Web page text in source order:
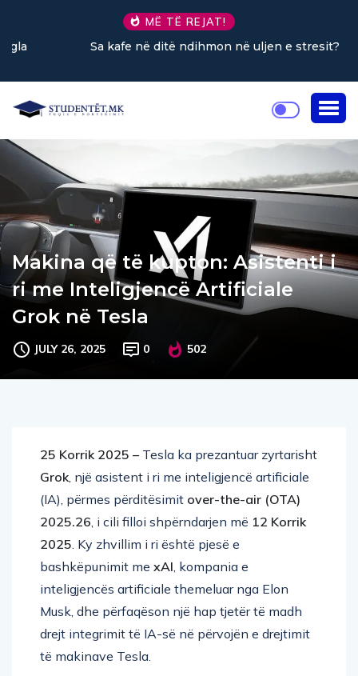
MË TË REJAT!
Sa kafe në ditë ndihmon në uljen e stresit?
Makina që të kupton: Asistenti i
ri me Inteligjencë Artificiale
Grok në Tesla
Grok, një asistent i ri me inteligjencë artificiale
(IA), përmes përditësimitover-the-air (OTA)
2025.26, i cili filloi shpërndarjen më12 Korrik
2025. Ky zhvillim i ri është pjesë e
bashkëpunimit mexAI, kompania e
inteligjencës artificiale themeluar nga Elon
Musk, dhe përfaqëson një hap tjetër të madh
drejt integrimit të IA-së në përvojën e drejtimit
të makinave Tesla.